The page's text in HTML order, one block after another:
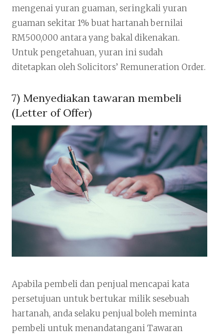
mengenai yuran guaman, seringkali yuran
guaman sekitar 1% buat hartanah bernilai
RM500,000 antara yang bakal dikenakan.
Untuk pengetahuan, yuran ini sudah
ditetapkan oleh Solicitors’ Remuneration Order.
7) Menyediakan tawaran membeli
(Letter of Offer)
Apabila pembeli dan penjual mencapai kata
persetujuan untuk bertukar milik sesebuah
hartanah, anda selaku penjual boleh meminta
pembeli untuk menandatangani Tawaran